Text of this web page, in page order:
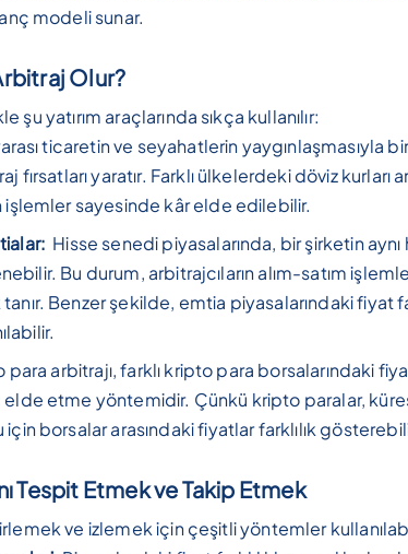
modeli sunar.
Olur?
yatırım araçlarında sıkça kullanılır:
ticaretin ve seyahatlerin yaygınlaşmasıyla
fırsatları yaratır. Farklı ülkelerdeki döviz kurları
işlemler sayesinde kâr elde edilebilir.
Hisse senedi piyasalarında, bir şirketin
Bu durum, arbitrajcıların alım-satım
Benzer şekilde, emtia piyasalarındaki fiyat
para arbitrajı, farklı kripto para borsalarındaki
elde etme yöntemidir. Çünkü kripto paralar,
borsalar arasındaki fiyatlar farklılık
Tespit Etmek ve Takip Etmek
ve izlemek için çeşitli yöntemler